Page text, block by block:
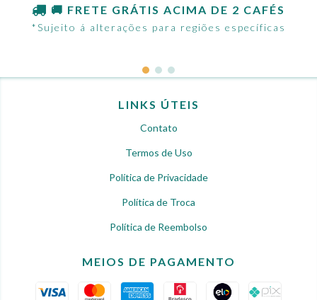
🚚 FRETE GRÁTIS ACIMA DE 2 CAFÉS
*Sujeito á alterações para regiões específicas
LINKS ÚTEIS
Contato
Termos de Uso
Política de Privacidade
Política de Troca
Política de Reembolso
MEIOS DE PAGAMENTO